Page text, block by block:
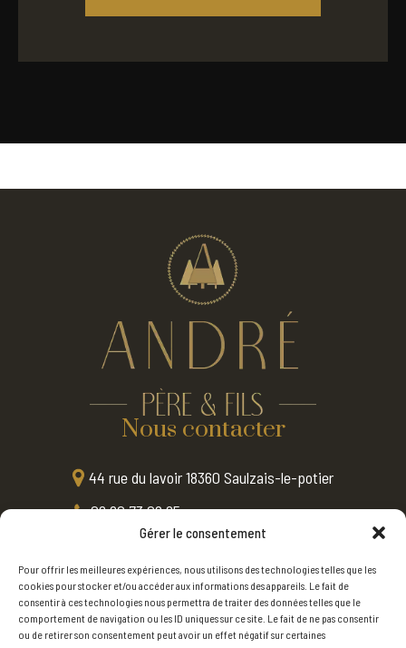
Gérer le consentement
Pour offrir les meilleures expériences, nous utilisons des technologies telles que les
cookies pour stocker et/ou accéder aux informations des appareils. Le fait de
consentir à ces technologies nous permettra de traiter des données telles que le
comportement de navigation ou les ID uniques sur ce site. Le fait de ne pas consentir
ou de retirer son consentement peut avoir un effet négatif sur certaines
Nous contacter
44 rue du lavoir 18360 Saulzais-le-potier
06 80 73 08 65
contact@menuiserie-andre.fr
Nos services
Menuiserie